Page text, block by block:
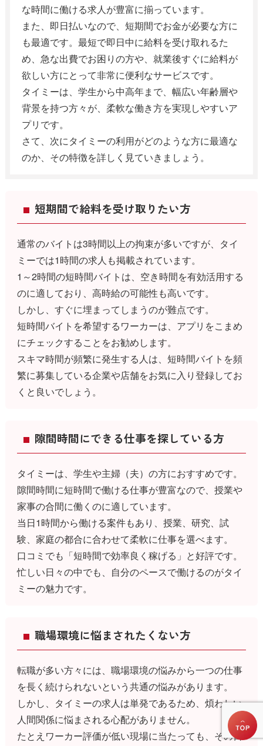
な時間に働ける求人が豊富に揃っています。
また、即日払いなので、短期間でお金が必要な方に
も最適です。最短で即日中に給料を受け取れるた
め、急な出費でお困りの方や、就業後すぐに給料が
欲しい方にとって非常に便利なサービスです。
タイミーは、学生から中高年まで、幅広い年齢層や
背景を持つ方々が、柔軟な働き方を実現しやすいア
プリです。
さて、次にタイミーの利用がどのような方に最適な
のか、その特徴を詳しく見ていきましょう。
短期間で給料を受け取りたい方
通常のバイトは3時間以上の拘束が多いですが、タイ
ミーでは1時間の求人も掲載されています。
1～2時間の短時間バイトは、空き時間を有効活用する
のに適しており、高時給の可能性も高いです。
しかし、すぐに埋まってしまうのが難点です。
短時間バイトを希望するワーカーは、アプリをこまめ
にチェックすることをお勧めします。
スキマ時間が頻繁に発生する人は、短時間バイトを頻
繁に募集している企業や店舗をお気に入り登録してお
くと良いでしょう。
隙間時間にできる仕事を探している方
タイミーは、学生や主婦（夫）の方におすすめです。
隙間時間に短時間で働ける仕事が豊富なので、授業や
家事の合間に働くのに適しています。
当日1時間から働ける案件もあり、授業、研究、試
験、家庭の都合に合わせて柔軟に仕事を選べます。
口コミでも「短時間で効率良く稼げる」と好評です。
忙しい日々の中でも、自分のペースで働けるのがタイ
ミーの魅力です。
職場環境に悩まされたくない方
転職が多い方々には、職場環境の悩みから一つの仕事
を長く続けられないという共通の悩みがあります。
しかし、タイミーの求人は単発であるため、煩わしい
人間関係に悩まされる心配がありません。
たとえワーカー評価が低い現場に当たっても、その日